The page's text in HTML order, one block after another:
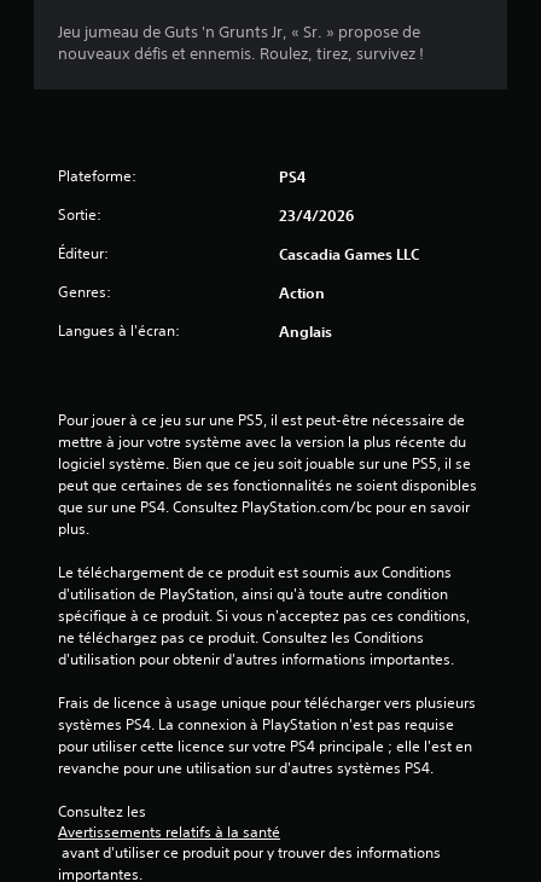
é
u
r
5
(
2
a
v
Jeu jumeau de Guts 'n Grunts Jr, « Sr. » propose de
nouveaux défis et ennemis. Roulez, tirez, survivez !
Plateforme: PS4
Sortie: 23/4/2026
Éditeur: Cascadia Games LLC
Genres: Action
Langues à l'écran: Anglais
Pour jouer à ce jeu sur une PS5, il est peut-être nécessaire de
mettre à jour votre système avec la version la plus récente du
logiciel système. Bien que ce jeu soit jouable sur une PS5, il se
peut que certaines de ses fonctionnalités ne soient disponibles
que sur une PS4. Consultez PlayStation.com/bc pour en savoir
plus.
Le téléchargement de ce produit est soumis aux Conditions
d'utilisation de PlayStation, ainsi qu'à toute autre condition
spécifique à ce produit. Si vous n'acceptez pas ces conditions,
ne téléchargez pas ce produit. Consultez les Conditions
d'utilisation pour obtenir d'autres informations importantes.
Frais de licence à usage unique pour télécharger vers plusieurs
systèmes PS4. La connexion à PlayStation n'est pas requise
pour utiliser cette licence sur votre PS4 principale ; elle l'est en
revanche pour une utilisation sur d'autres systèmes PS4.
Consultez les
Avertissements relatifs à la santé
importantes.